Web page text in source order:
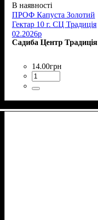
В наявності
ПРОФ Капуста Золотий
Гектар 10 г. СЦ Традиція
02.2026р
Садиба Центр Традиція
14.00грн